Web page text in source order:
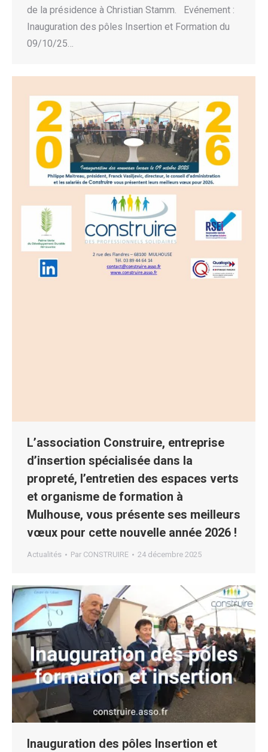
de la présidence à Christian Stamm. Evénement :
Inauguration des pôles Insertion et Formation du
09/10/25…
L’association Construire, entreprise
d’insertion spécialisée dans la
propreté, l’entretien des espaces verts
et organisme de formation à
Mulhouse, vous présente ses meilleurs
vœux pour cette nouvelle année 2026 !
Actualités Par CONSTRUIRE 24 décembre 2025
Inauguration des pôles Insertion et